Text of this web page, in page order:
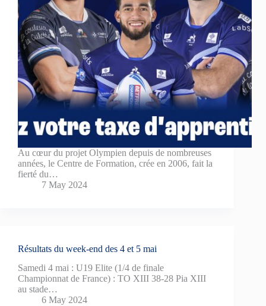
Au cœur du projet Olympien depuis de nombreuses
années, le Centre de Formation, crée en 2006, fait la
fierté du…
7 May 2024
Résultats du week-end des 4 et 5 mai
Samedi 4 mai : U19 Elite (1/4 de finale
Championnat de France) : TO XIII 38-28 Pia XIII
au stade…
6 May 2024